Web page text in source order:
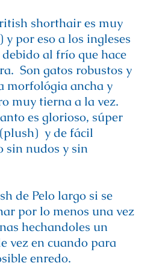
shorthair es muy
y por eso a los ingleses
al frío que hace
Son gatos robustos y
morfológia ancha y
muy tierna a la vez.
es glorioso, súper
y de fácil
sin nudos y sin
de Pelo largo si se
por lo menos una vez
hechandoles un
vez en cuando para
enredo.